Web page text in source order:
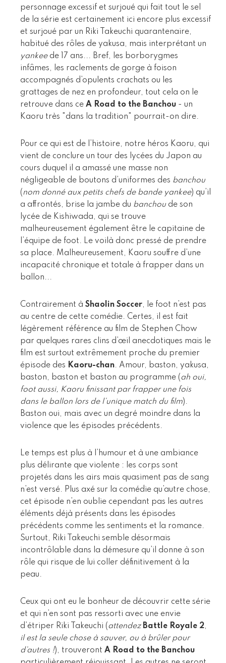
personnage excessif et surjoué qui fait tout le sel
de la série est certainement ici encore plus excessif
et surjoué par un Riki Takeuchi quarantenaire,
habitué des rôles de yakusa, mais interprétant un
yankeede 17 ans... Bref, les borborygmes
infâmes, les raclements de gorge à foison
accompagnés d’opulents crachats ou les
grattages de nez en profondeur, tout cela on le
retrouve dans ce A Road to the Banchou - un
Kaoru très "dans la tradition" pourrait-on dire.
Pour ce qui est de l’histoire, notre héros Kaoru, qui
vient de conclure un tour des lycées du Japon au
cours duquel il a amassé une masse non
négligeable de boutons d’uniformes des banchou
(nom donné aux petits chefs de bande yankee) qu’il
a affrontés, brise la jambe du banchou de son
lycée de Kishiwada, qui se trouve
malheureusement également être le capitaine de
l’équipe de foot. Le voilà donc pressé de prendre
sa place. Malheureusement, Kaoru souffre d’une
incapacité chronique et totale à frapper dans un
ballon...
Contrairement à Shaolin Soccer, le foot n’est pas
au centre de cette comédie. Certes, il est fait
légèrement référence au film de Stephen Chow
par quelques rares clins d’œil anecdotiques mais le
film est surtout extrêmement proche du premier
épisode des Kaoru-chan. Amour, baston, yakusa,
baston, baston et baston au programme (ah oui,
foot aussi, Kaoru finissant par frapper une fois
dans le ballon lors de l’unique match du film).
Baston oui, mais avec un degré moindre dans la
violence que les épisodes précédents.
Le temps est plus à l’humour et à une ambiance
plus délirante que violente : les corps sont
projetés dans les airs mais quasiment pas de sang
n’est versé. Plus axé sur la comédie qu’autre chose,
cet épisode n’en oublie cependant pas les autres
éléments déjà présents dans les épisodes
précédents comme les sentiments et la romance.
Surtout, Riki Takeuchi semble désormais
incontrôlable dans la démesure qu’il donne à son
rôle qui risque de lui coller définitivement à la
peau.
Ceux qui ont eu le bonheur de découvrir cette série
et qui n’en sont pas ressorti avec une envie
d’étriper Riki Takeuchi (attendez Battle Royale 2,
il est la seule chose à sauver, ou à brûler pour
d’autres !), trouveront A Road to the Banchou